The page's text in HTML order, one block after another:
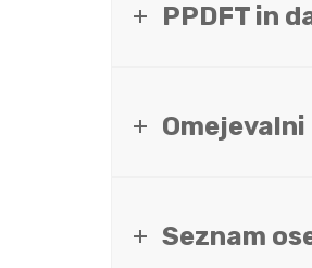
PPDFT in
Seznam